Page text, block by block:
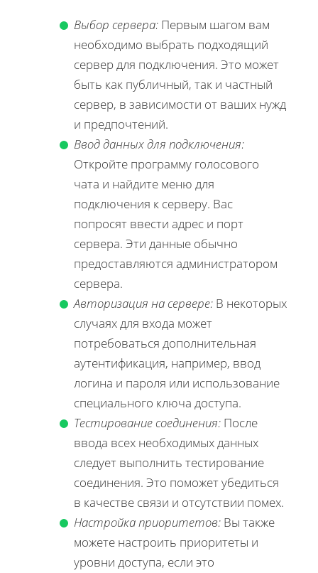
Выбор сервера: Первым шагом вам
необходимо выбрать подходящий
сервер для подключения. Это может
быть как публичный, так и частный
сервер, в зависимости от ваших нужд
и предпочтений.
Ввод данных для подключения:
Откройте программу голосового
чата и найдите меню для
подключения к серверу. Вас
попросят ввести адрес и порт
сервера. Эти данные обычно
предоставляются администратором
сервера.
Авторизация на сервере: В некоторых
случаях для входа может
потребоваться дополнительная
аутентификация, например, ввод
логина и пароля или использование
специального ключа доступа.
Тестирование соединения: После
ввода всех необходимых данных
следует выполнить тестирование
соединения. Это поможет убедиться
в качестве связи и отсутствии помех.
Настройка приоритетов: Вы также
можете настроить приоритеты и
уровни доступа, если это